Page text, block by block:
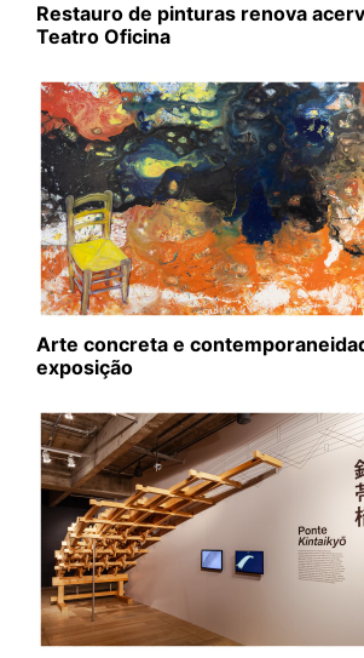
Restauro de pinturas renova
Teatro Oficina
Arte concreta e
exposição